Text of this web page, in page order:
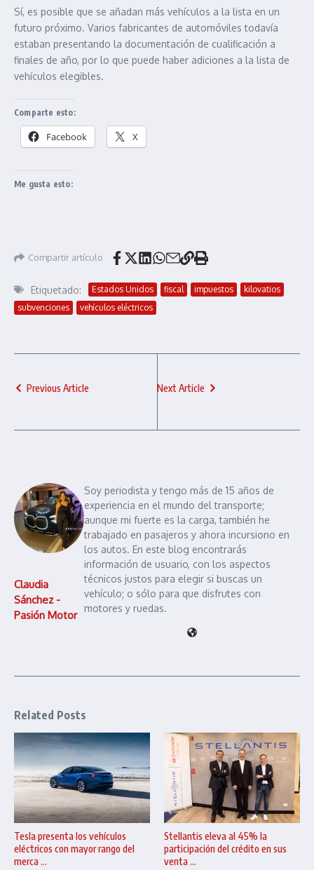
Sí, es posible que se añadan más vehículos a la lista en un
futuro próximo. Varios fabricantes de automóviles todavía
estaban presentando la documentación de cualificación a
finales de año, por lo que puede haber adiciones a la lista de
vehículos elegibles.
Comparte esto:
Facebook X
Me gusta esto:
Compartir artículo
Etiquetado: Estados Unidos fiscal impuestos
kilovatios
subvenciones
vehículos eléctricos
Previous Article Next Article
Claudia
Sánchez -
Pasión Motor
Soy periodista y tengo más de 15 años de
experiencia en el mundo del transporte;
aunque mi fuerte es la carga, también he
trabajado en pasajeros y ahora incursiono en
los autos. En este blog encontrarás
información de usuario, con los aspectos
técnicos justos para elegir si buscas un
vehículo; o sólo para que disfrutes con
motores y ruedas.
Related Posts
Tesla presenta los vehículos
eléctricos con mayor rango del
merca ...
Stellantis eleva al 45% la
participación del crédito en sus
venta ...